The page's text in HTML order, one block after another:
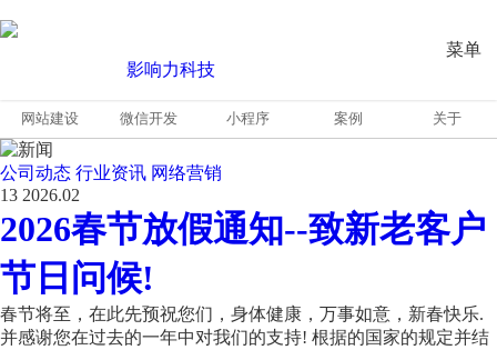
菜单
网站建设 微信开发 小程序 案例 关于
公司动态 行业资讯 网络营销
13 2026.02
2026春节放假通知--致新老客户
节日问候!
春节将至，在此先预祝您们，身体健康，万事如意，新春快乐.
并感谢您在过去的一年中对我们的支持! 根据的国家的规定并结